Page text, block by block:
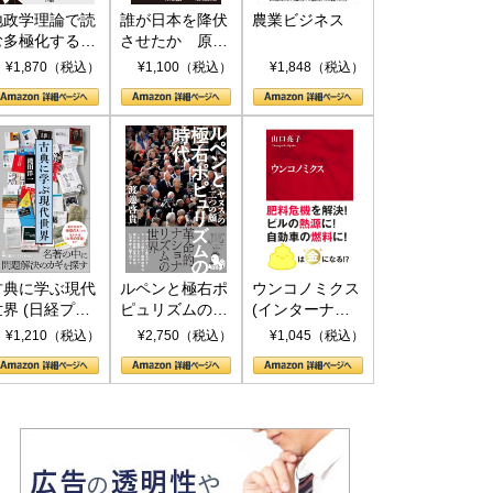
政学理論で読
多極化する世
トランプと
¥1,870（税込）
誰が日本を降伏
させたか 原爆
投下、ソ連参
(PHP新書)
¥1,100（税込）
農業ビジネス
¥1,848（税込）
典に学ぶ現代
界 (日経プレ
アシリーズ)
¥1,210（税込）
ルペンと極右ポ
ピュリズムの時
代：〈ヤヌス〉
¥2,750（税込）
ウンコノミクス
(インターナシ
ョナル新書)
¥1,045（税込）